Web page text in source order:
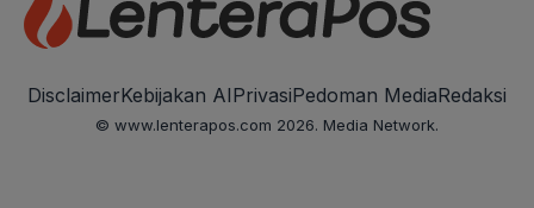
DisclaimerKebijakan AIPrivasiPedoman MediaRedaksi
© www.lenterapos.com 2026. Media Network.